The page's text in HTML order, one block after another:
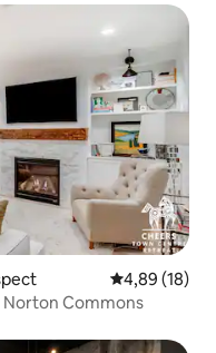
Évaluation
4,89 (18)
Norton Commons